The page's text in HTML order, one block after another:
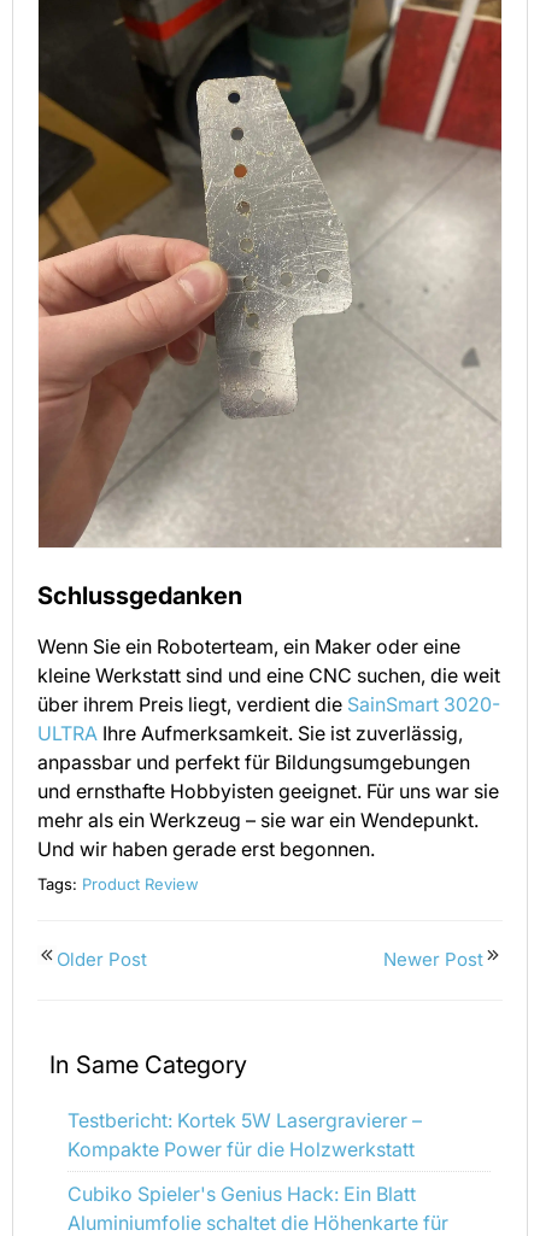
Schlussgedanken
Wenn Sie ein Roboterteam, ein Maker oder eine
kleine Werkstatt sind und eine CNC suchen, die weit
über ihrem Preis liegt, verdient die SainSmart 3020-
ULTRA Ihre Aufmerksamkeit. Sie ist zuverlässig,
anpassbar und perfekt für Bildungsumgebungen
und ernsthafte Hobbyisten geeignet. Für uns war sie
mehr als ein Werkzeug – sie war ein Wendepunkt.
Und wir haben gerade erst begonnen.
Tags: Product Review
Older Post Newer Post
In Same Category
Testbericht: Kortek 5W Lasergravierer –
Kompakte Power für die Holzwerkstatt
Cubiko Spieler's Genius Hack: Ein Blatt
Aluminiumfolie schaltet die Höhenkarte für